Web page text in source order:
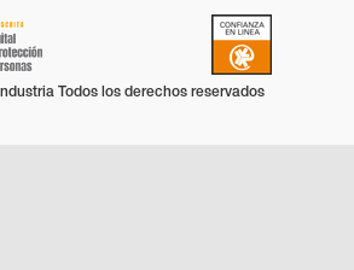
Todos los derechos reservados